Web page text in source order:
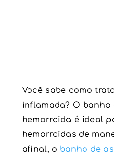
Você sabe como
inflamada? O banho
hemorroida é ideal
hemorroidas de
afinal, o banho de